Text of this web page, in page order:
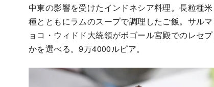
中東の影響を受けたインドネシア料理。長粒種
種とともにラムのスープで調理したご飯。サル
ョコ・ウィドド大統領がボゴール宮殿でのレセ
かを選べる。9万4000ルピア。